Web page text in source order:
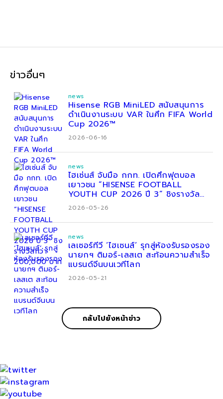
ข่าวอื่นๆ
news
Hisense RGB MiniLED สนับสนุนการ
ดำเนินงานระบบ VAR ในศึก FIFA World
Cup 2026™
2026-06-16
news
ไฮเซ่นส์ จับมือ กกท. เปิดศึกฟุตบอล
เยาวชน “HISENSE FOOTBALL
YOUTH CUP 2026 ปี 3” ชิงรางวัล
กว่า 200,000 บาท
2026-05-26
news
เลเซอร์ทีวี ‘ไฮเซนส์’ รุกสู่ห้องรับรองรอง
นายกฯ ติมอร์-เลสเต สะท้อนความสำเร็จ
แบรนด์จีนบนเวทีโลก
2026-05-21
กลับไปยังหน้าข่าว